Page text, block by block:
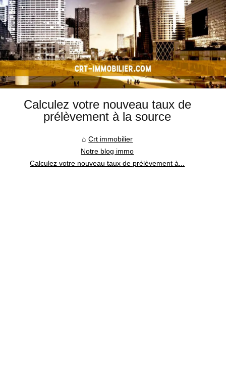
Calculez votre nouveau taux de
prélèvement à la source
Crt immobilier
Notre blog immo
Calculez votre nouveau taux de prélèvement à...